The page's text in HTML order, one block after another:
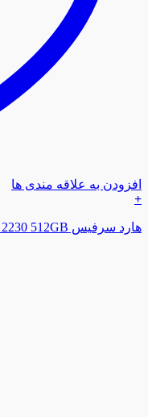
افزودن به علاقه مندی ها
+
هارد سرفیس Microsoft Surface 1912 NVMe SSD 2230 512GB